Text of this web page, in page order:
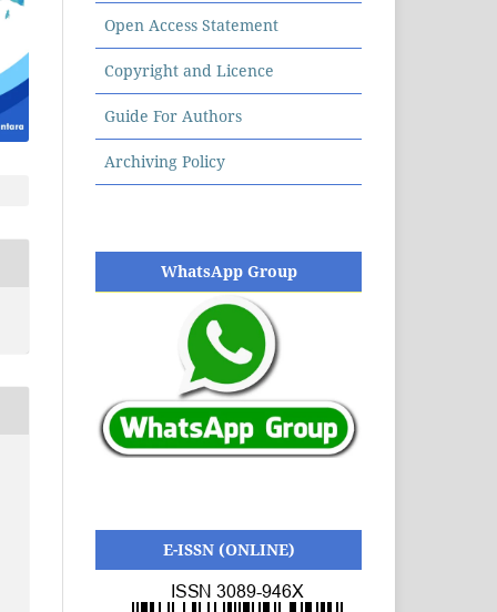
Open Access Statement
Copyright and Licence
Guide For Authors
Archiving Policy
WhatsApp Group
E-ISSN (ONLINE)